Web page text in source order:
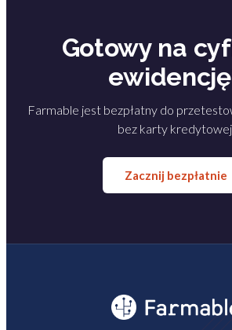
Gotowy na
Farmable jest bezpłatny do
bez karty kredytowej.
Zacznij bezpłatnie